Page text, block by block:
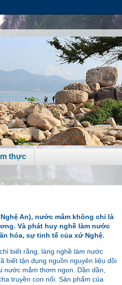
thực
An), nước mắm không chỉ là
Và phát huy nghề làm nước
hóa, sự tinh tế của xứ Nghệ.
biết rằng, làng nghề làm nước
biết tận dụng nguồn nguyên liệu dồi
mắm thơm ngon. Dần dần,
truyền con nối. Sản phẩm của